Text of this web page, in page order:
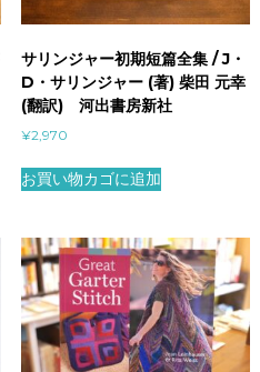
サリンジャー初期短篇全集 / J・
D・サリンジャー (著) 柴田 元幸
(翻訳) 河出書房新社
¥2,970
お買い物カゴに追加